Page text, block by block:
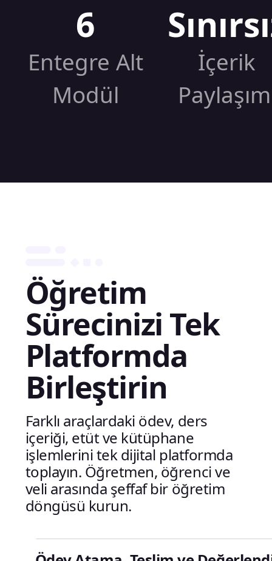
6
Entegre Alt
Modül
İçerik
Öğretim
Sürecinizi Tek
Platformda
Birleştirin
Farklı araçlardaki ödev, ders
içeriği, etüt ve kütüphane
işlemlerini tek dijital platformda
toplayın. Öğretmen, öğrenci ve
veli arasında şeffaf bir öğretim
döngüsü kurun.